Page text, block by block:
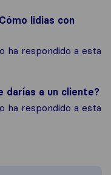
lidias con
ha respondido a esta
darías a un cliente?
ha respondido a esta